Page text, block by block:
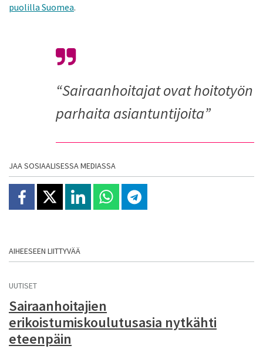
puolilla Suomea.
“Sairaanhoitajat ovat hoitotyön
parhaita asiantuntijoita”
JAA SOSIAALISESSA MEDIASSA
Jaa Facebookissa
Jaa X:ssäJaa Linkedinissä
Jaa Whatsappissa
Jaa Telegramissa
AIHEESEEN LIITTYVÄÄ
UUTISET
Sairaanhoitajien
erikoistumiskoulutusasia nytkähti
eteenpäin